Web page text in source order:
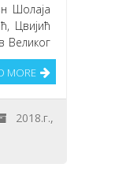
Шолаја
Цвијић
Великог
MORE
2018.г.,